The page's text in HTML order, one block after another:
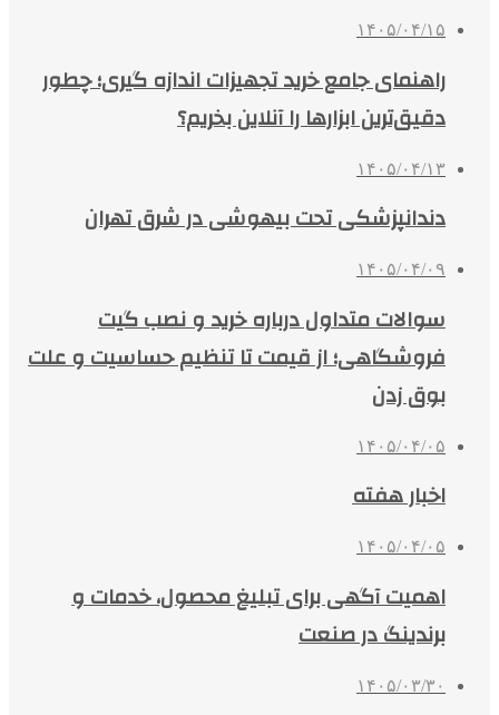
۱۴۰۵/۰۴/۱۵
راهنمای جامع خرید تجهیزات اندازه گیری؛ چطور
دقیق‌ترین ابزارها را آنلاین بخریم؟
۱۴۰۵/۰۴/۱۳
دندانپزشکی تحت بیهوشی در شرق تهران
۱۴۰۵/۰۴/۰۹
سوالات متداول درباره خرید و نصب گیت
فروشگاهی؛ از قیمت تا تنظیم حساسیت و علت
بوق زدن
۱۴۰۵/۰۴/۰۵
اخبار هفته
۱۴۰۵/۰۴/۰۵
اهمیت آگهی برای تبلیغ محصول، خدمات و
برندینگ در صنعت
۱۴۰۵/۰۳/۳۰